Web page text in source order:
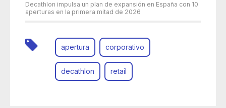
Decathlon impulsa un plan de expansión en España con 10
aperturas en la primera mitad de 2026
apertura corporativo
decathlon retail